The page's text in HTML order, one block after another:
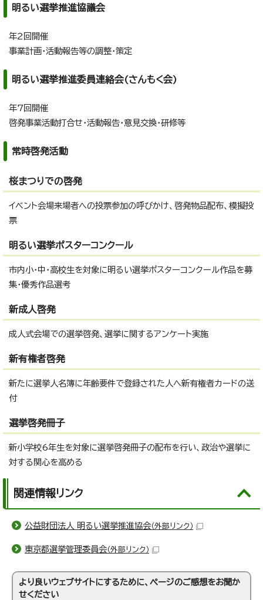
明るい選挙推進協議会
年2回開催
事業計画・活動報告等の調整・策定
明るい選挙推進委員連絡会(さんもく会)
年7回開催
啓発事業活動打合せ・活動報告・意見交換・研修等
常時啓発活動
桜まつりでの啓発
イベント会場来場者への投票参加の呼びかけ、啓発物品配布、模擬投
票
明るい選挙ポスターコンクール
市内小・中・高校生を対象に明るい選挙ポスターコンクール作品を募
集・優秀作品選考
新成人啓発
成人式会場での選挙啓発、選挙に関するアンケート実施
新有権者啓発
新たに選挙人名簿に年齢要件で登録された人へ新有権者カードの送
付
選挙啓発冊子
新小学校6年生を対象に選挙啓発冊子の配布を行い、政治や選挙に
対する関心を高める
関連情報リンク
公益財団法人 明るい選挙推進協会（外部リンク）
東京都選挙管理委員会（外部リンク）
より良いウェブサイトにするために、ページのご感想をお聞か
せください